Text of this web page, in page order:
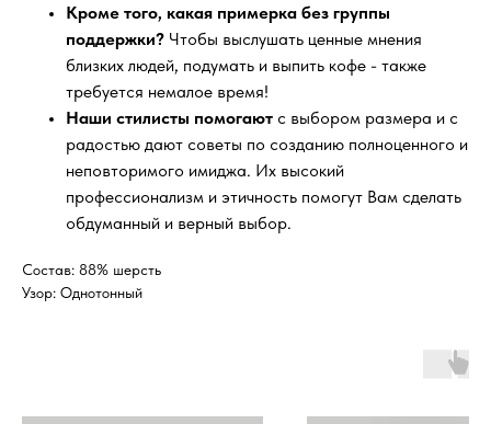
Кроме того, какая примерка без группы
поддержки? Чтобы выслушать ценные мнения
близких людей, подумать и выпить кофе - также
требуется немалое время!
Наши стилисты помогают с выбором размера и с
радостью дают советы по созданию полноценного и
неповторимого имиджа. Их высокий
профессионализм и этичность помогут Вам сделать
обдуманный и верный выбор.
Состав: 88% шерсть
Узор: Однотонный